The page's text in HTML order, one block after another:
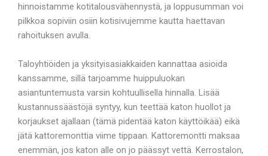
hinnoistamme kotitalousvähennystä, ja loppusumman voi
pilkkoa sopiviin osiin kotisivujemme kautta haettavan
rahoituksen avulla.
Taloyhtiöiden ja yksityisasiakkaiden kannattaa asioida
kanssamme, sillä tarjoamme huippuluokan
asiantuntemusta varsin kohtuullisella hinnalla. Lisää
kustannussäästöjä syntyy, kun teettää katon huollot ja
korjaukset ajallaan (tämä pidentää katon käyttöikää) eikä
jätä kattoremonttia viime tippaan. Kattoremontti maksaa
enemmän, jos katon alle on jo päässyt vettä. Kerrostalon,